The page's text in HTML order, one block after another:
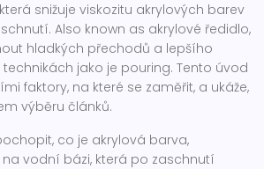
snižuje viskozitu akrylových barev
. Also known as akrylové ředidlo,
hladkých přechodů a lepšího
jako je pouring. Tento úvod
faktory, na které se zaměřit, a ukáže,
výběru článků.
co je akrylová barva,
vodní bázi, která po zaschnutí